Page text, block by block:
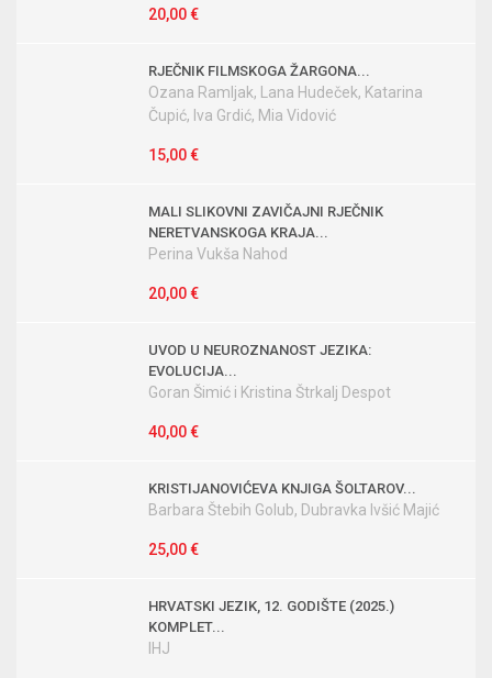
20,00 €
RJEČNIK FILMSKOGA ŽARGONA...
Ozana Ramljak, Lana Hudeček, Katarina
Čupić, Iva Grdić, Mia Vidović
15,00 €
MALI SLIKOVNI ZAVIČAJNI RJEČNIK
NERETVANSKOGA KRAJA...
Perina Vukša Nahod
20,00 €
UVOD U NEUROZNANOST JEZIKA:
EVOLUCIJA...
Goran Šimić i Kristina Štrkalj Despot
40,00 €
KRISTIJANOVIĆEVA KNJIGA ŠOLTAROV...
Barbara Štebih Golub, Dubravka Ivšić Majić
25,00 €
HRVATSKI JEZIK, 12. GODIŠTE (2025.)
KOMPLET...
IHJ